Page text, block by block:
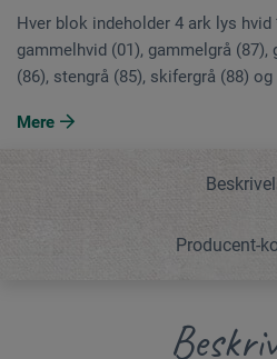
Hver blok indeholder 4 ark lys
gammelhvid (01), gammelgrå
(86), stengrå (85), skifergrå (88)
Mere
Producent-